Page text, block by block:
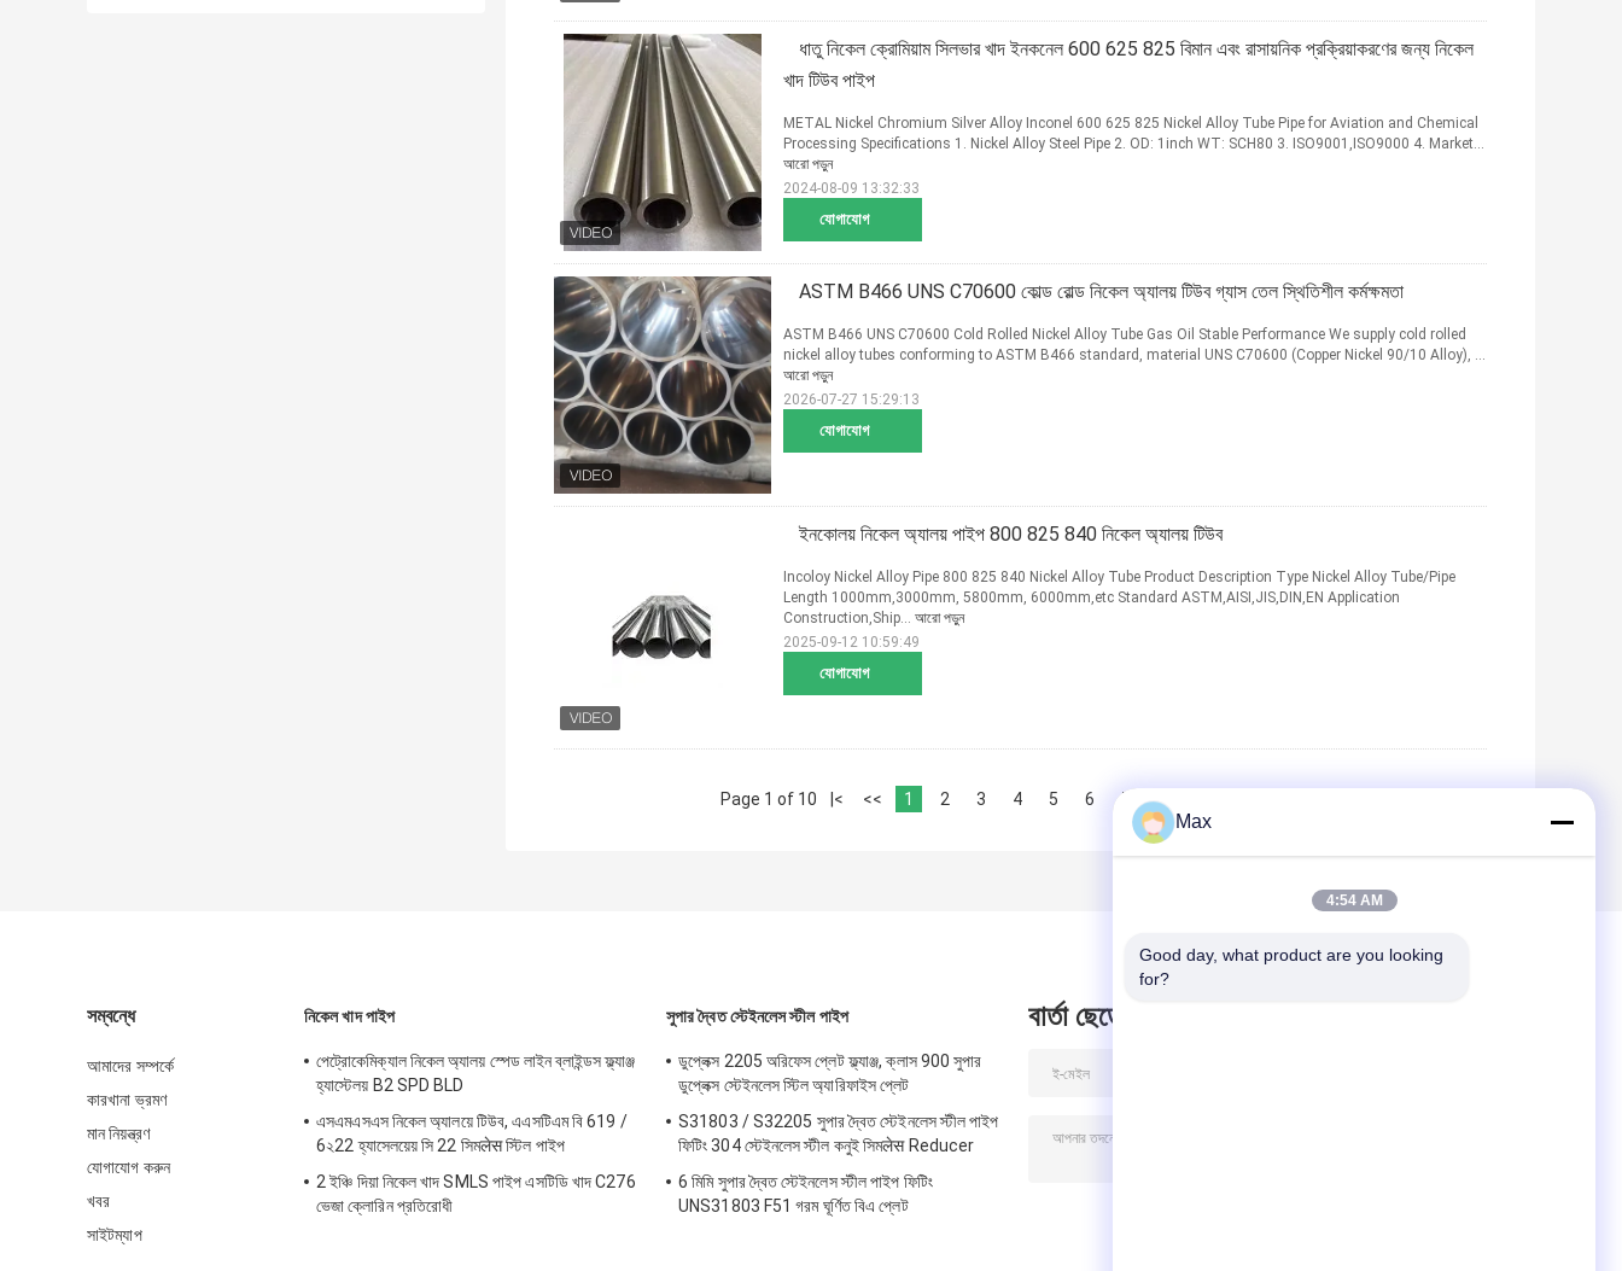
ধাতু নিকেল ক্রোমিয়াম সিলভার খাদ ইনকনেল 600 625 825 বিমান এবং রাসায়নিক প্রক্রিয়াকরণের জন্য নিকেল
খাদ টিউব পাইপ
যোগাযোগ
METAL Nickel Chromium Silver Alloy Inconel 600 625 825 Nickel Alloy Tube Pipe for Aviation and Chemical
Processing Specifications 1. Nickel Alloy Steel Pipe 2. OD: 1inch WT: SCH80 3. ISO9001,ISO9000 4. Market...
আরো পড়ুন
2024-08-09 13:32:33
ASTM B466 UNS C70600 কোল্ড রোল্ড নিকেল অ্যালয় টিউব গ্যাস তেল স্থিতিশীল কর্মক্ষমতা
যোগাযোগ
ASTM B466 UNS C70600 Cold Rolled Nickel Alloy Tube Gas Oil Stable Performance We supply cold rolled
nickel alloy tubes conforming to ASTM B466 standard, material UNS C70600 (Copper Nickel 90/10 Alloy), ...
আরো পড়ুন
2026-07-27 15:29:13
ইনকোলয় নিকেল অ্যালয় পাইপ 800 825 840 নিকেল অ্যালয় টিউব
যোগাযোগ
Incoloy Nickel Alloy Pipe 800 825 840 Nickel Alloy Tube Product Description Type Nickel Alloy Tube/Pipe
Length 1000mm,3000mm, 5800mm, 6000mm,etc Standard ASTM,AISI,JIS,DIN,EN Application
Construction,Ship... আরো পড়ুন
2025-09-12 10:59:49
Page 1 of 10 |< << 1 2 3 4 5 6 7 8
সম্বন্ধে
আমাদের সম্পর্কে
কারখানা ভ্রমণ
মান নিয়ন্ত্রণ
যোগাযোগ করুন
খবর
সাইটম্যাপ
নিকেল খাদ পাইপ
পেট্রোকেমিক্যাল নিকেল অ্যালয় স্পেড লাইন ব্লাইন্ডস ফ্ল্যাঞ্জ
হ্যাস্টেলয় B2 SPD BLD
এসএমএসএস নিকেল অ্যালয়ে টিউব, এএসটিএম বি 619 /
6২22 হ্যাসেলয়েয় সি 22 সিমलेस স্টিল পাইপ
2 ইঞ্চি দিয়া নিকেল খাদ SMLS পাইপ এসটিডি খাদ C276
ভেজা ক্লোরিন প্রতিরোধী
সুপার দ্বৈত স্টেইনলেস স্টীল পাইপ
ডুপ্লেক্স 2205 অরিফেস প্লেট ফ্ল্যাঞ্জ, ক্লাস 900 সুপার
ডুপ্লেক্স স্টেইনলেস স্টিল অ্যারিফাইস প্লেট
S31803 / S32205 সুপার দ্বৈত স্টেইনলেস স্টীল পাইপ
ফিটিং 304 স্টেইনলেস স্টীল কনুই সিমलेस Reducer
6 মিমি সুপার দ্বৈত স্টেইনলেস স্টীল পাইপ ফিটিং
UNS31803 F51 গরম ঘূর্ণিত বিএ প্লেট
বার্তা ছেড়ে
Max
4:54 AM
Good day, what product are you looking
for?